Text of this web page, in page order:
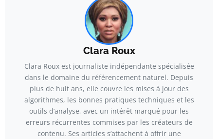
Clara Roux
Clara Roux est journaliste indépendante spécialisée
dans le domaine du référencement naturel. Depuis
plus de huit ans, elle couvre les mises à jour des
algorithmes, les bonnes pratiques techniques et les
outils d’analyse, avec un intérêt marqué pour les
erreurs récurrentes commises par les créateurs de
contenu. Ses articles s’attachent à offrir une